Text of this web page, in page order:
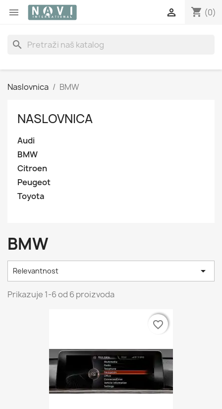
 shopping_cart (0)

search
Naslovnica BMW
NASLOVNICA
Audi
BMW
Citroen
Peugeot
Toyota
BMW
Relevantnost 
Prikazuje 1-6 od 6 proizvoda
favorite_border
favorite_border